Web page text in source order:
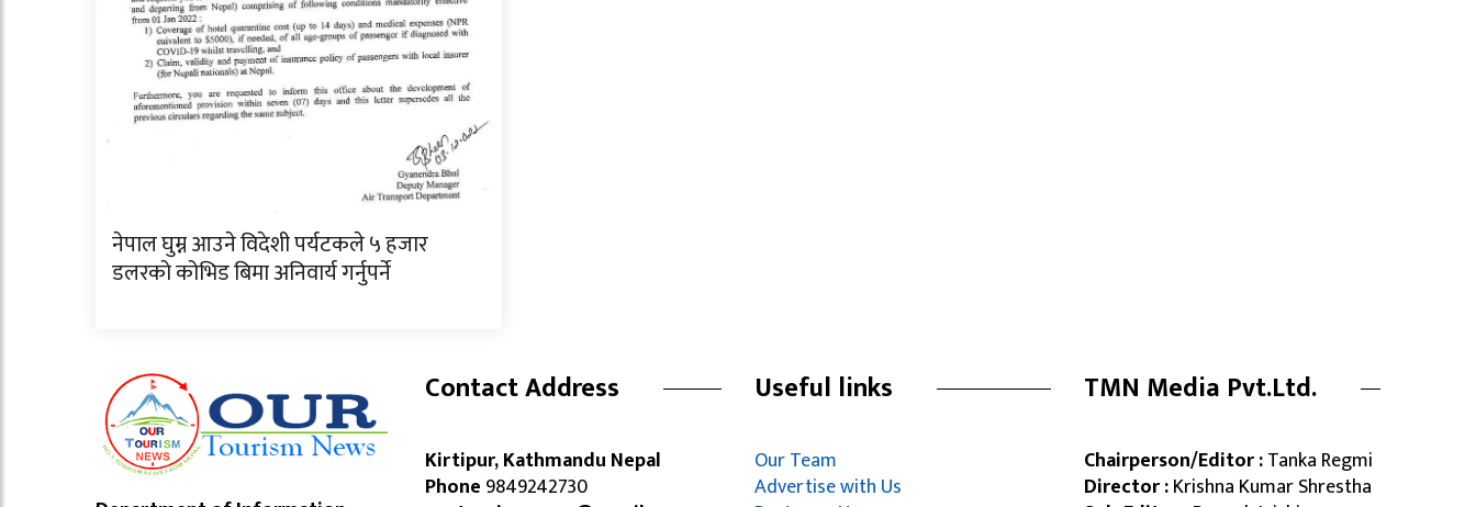
नेपाल घुम्न आउने विदेशी पर्यटकले ५ हजार
डलरको कोभिड बिमा अनिवार्य गर्नुपर्ने
Contact Address
Kirtipur, Kathmandu Nepal
Phone 9849242730
Useful links
Our Team
Advertise with Us
TMN Media Pvt.Ltd.
Chairperson/Editor :Tanka Regmi
Director :Krishna Kumar Shrestha